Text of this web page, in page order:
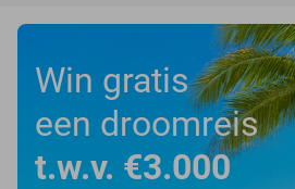
Win gratis
een droomreis
t.w.v. €3.000